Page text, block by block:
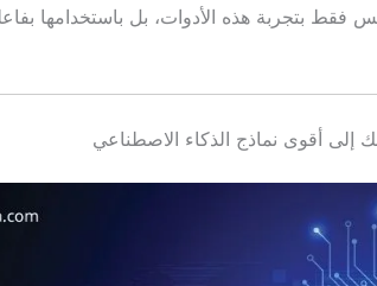
فقط بتجربة هذه الأدوات، بل باستخدامها